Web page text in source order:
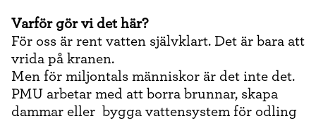
Varför gör vi det här?
För oss är rent vatten självklart. Det är bara att
vrida på kranen.
Men för miljontals människor är det inte det.
PMU arbetar med att borra brunnar, skapa
dammar eller bygga vattensystem för odling